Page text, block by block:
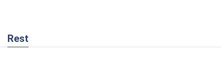
Rest